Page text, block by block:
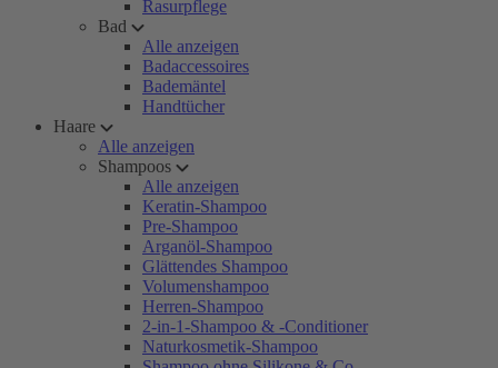
Rasurpflege
Bad
Alle anzeigen
Badaccessoires
Bademäntel
Handtücher
Haare
Alle anzeigen
Shampoos
Alle anzeigen
Keratin-Shampoo
Pre-Shampoo
Arganöl-Shampoo
Glättendes Shampoo
Volumenshampoo
Herren-Shampoo
2-in-1-Shampoo & -Conditioner
Naturkosmetik-Shampoo